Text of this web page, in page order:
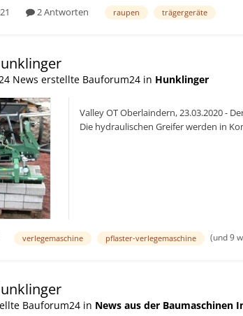
2 Antworten raupen trägergeräte
News erstellte Bauforum24 in Hunklinger
Valley OT Oberlaindern, 23.03.2020 -
Die hydraulischen Greifer werden in
verlegemaschine pflaster-verlegemaschine (und 9
Bauforum24 in News aus der Baumaschinen